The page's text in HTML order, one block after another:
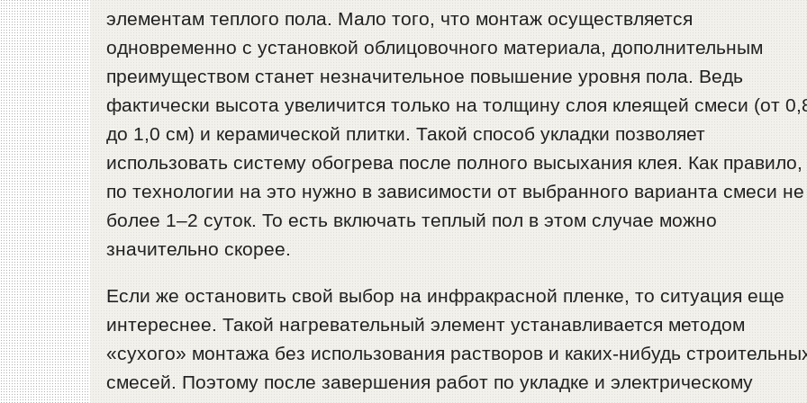
элементам теплого пола. Мало того, что монтаж осуществляется
одновременно с установкой облицовочного материала, дополнительным
преимуществом станет незначительное повышение уровня пола. Ведь
фактически высота увеличится только на толщину слоя клеящей смеси (от
до 1,0 см) и керамической плитки. Такой способ укладки позволяет
использовать систему обогрева после полного высыхания клея. Как правило,
по технологии на это нужно в зависимости от выбранного варианта смеси не
более 1–2 суток. То есть включать теплый пол в этом случае можно
значительно скорее.
Если же остановить свой выбор на инфракрасной пленке, то ситуация еще
интереснее. Такой нагревательный элемент устанавливается методом
«сухого» монтажа без использования растворов и каких-нибудь
смесей. Поэтому после завершения работ по укладке и электрическому